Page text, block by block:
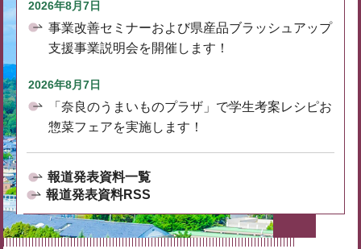
2026年8月7日
事業改善セミナーおよび県産品ブラッシュアップ
支援事業説明会を開催します！
2026年8月7日
「奈良のうまいものプラザ」で学生考案レシピお
惣菜フェアを実施します！
報道発表資料一覧
報道発表資料RSS